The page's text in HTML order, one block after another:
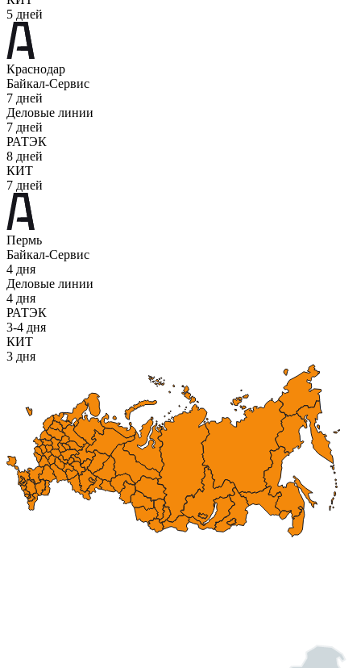
5 дней
Краснодар
Байкал-Сервис
7 дней
Деловые линии
7 дней
РАТЭК
8 дней
КИТ
7 дней
Пермь
Байкал-Сервис
4 дня
Деловые линии
4 дня
РАТЭК
3-4 дня
КИТ
3 дня